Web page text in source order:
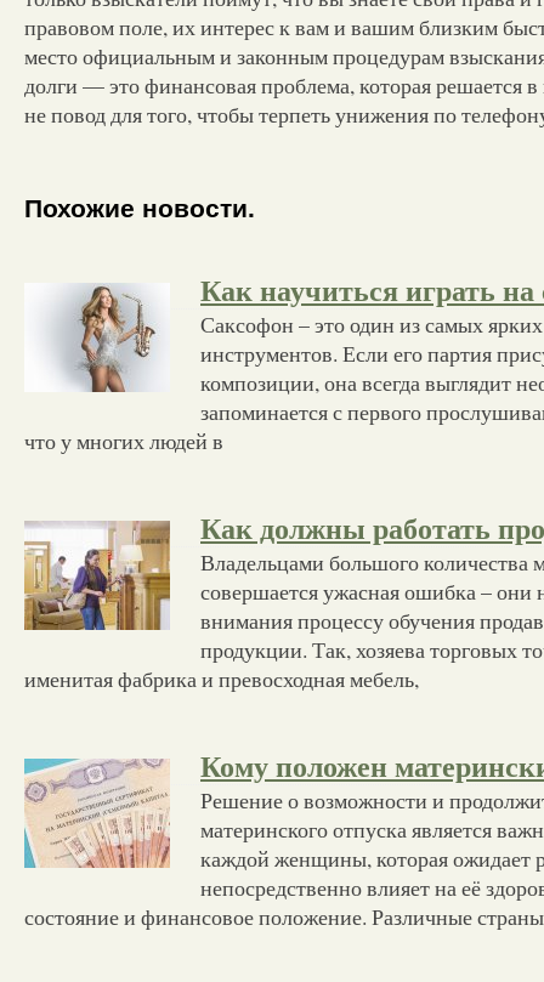
правовом поле, их интерес к вам и вашим близким
место официальным и законным процедурам
долги — это финансовая проблема, которая решается в
не повод для того, чтобы терпеть унижения по
Похожие новости.
Как научиться играть на
Саксофон – это один из самых
инструментов. Если его партия
композиции, она всегда выглядит
запоминается с первого
что у многих людей в
Как должны работать
Владельцами большого количества
совершается ужасная ошибка – они
внимания процессу обучения
продукции. Так, хозяева торговых
именитая фабрика и превосходная мебель,
Кому положен
Решение о возможности и
материнского отпуска является
каждой женщины, которая ожидает
непосредственно влияет на её
состояние и финансовое положение. Различные страны